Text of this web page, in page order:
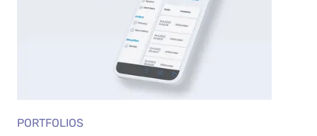
PORTFOLIOS